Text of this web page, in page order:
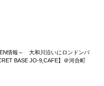
情報～ 大和川沿いにロンドンバ
BASE JO-9,CAFE】＠河合町